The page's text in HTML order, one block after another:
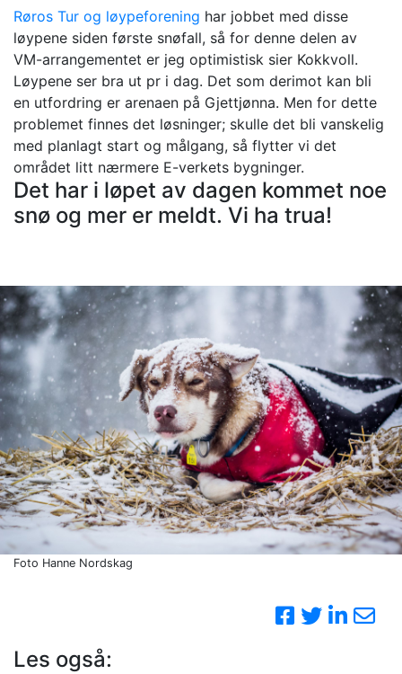
Røros Tur og løypeforening har jobbet med disse
løypene siden første snøfall, så for denne delen av
VM-arrangementet er jeg optimistisk sier Kokkvoll.
Løypene ser bra ut pr i dag. Det som derimot kan bli
en utfordring er arenaen på Gjettjønna. Men for dette
problemet finnes det løsninger; skulle det bli vanskelig
med planlagt start og målgang, så flytter vi det
området litt nærmere E-verkets bygninger.
Det har i løpet av dagen kommet noe
snø og mer er meldt. Vi ha trua!
Foto Hanne Nordskag
Les også: